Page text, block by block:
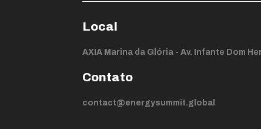
Local
AXIA Marina da Glória - Av. Infante Dom
Contato
contact@energysummit.global